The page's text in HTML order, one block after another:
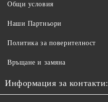
Общи условия
Наши Партньори
Политика за поверителност
Връщане и замяна
Информация за контакти: